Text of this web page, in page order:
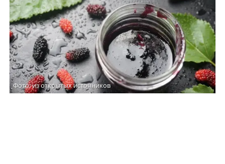
Фото: из открытых источников